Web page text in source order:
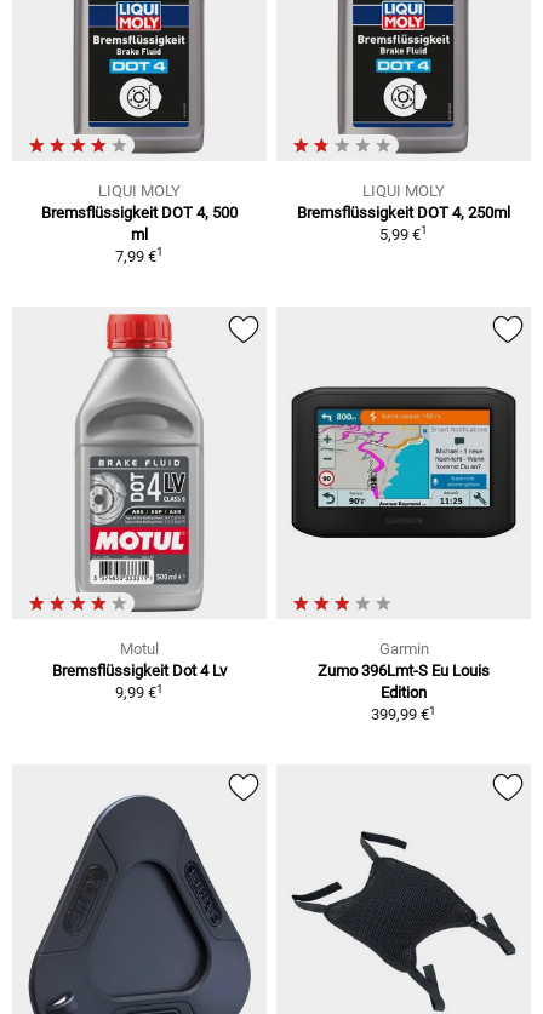
LIQUI MOLY
Bremsflüssigkeit DOT 4, 500
ml
7,99 €1
LIQUI MOLY
Bremsflüssigkeit DOT 4, 250ml
5,99 €1
Motul
Bremsflüssigkeit Dot 4 Lv
9,99 €1
Garmin
Zumo 396Lmt-S Eu Louis
Edition
399,99 €1